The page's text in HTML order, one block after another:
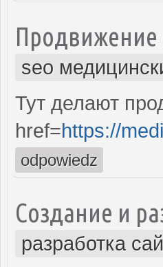
Продвижение
seo
Тут делают
href=https://
odpowiedz
Создание и
разработка